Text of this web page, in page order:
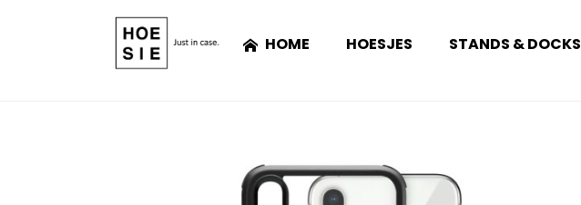
HOME HOESJES STANDS & DOCKS